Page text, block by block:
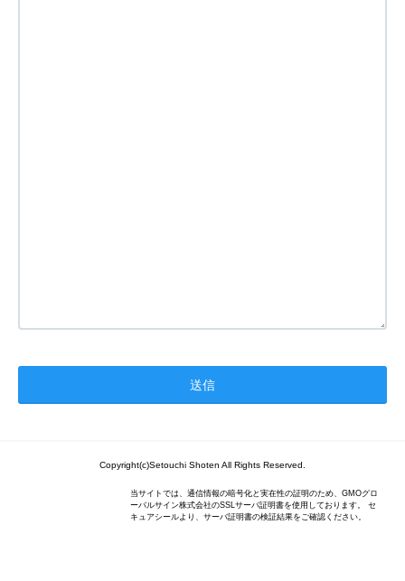
Copyright(c)Setouchi Shoten All Rights Reserved.
当サイトでは、通信情報の暗号化と実在性の証明のため、GMOグロ
ーバルサイン株式会社のSSLサーバ証明書を使用しております。 セ
キュアシールより、サーバ証明書の検証結果をご確認ください。